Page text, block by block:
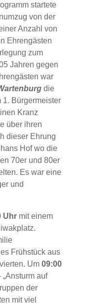
startete
von der
Anzahl von
Ehrengästen
zum
Jahren gegen
war
die
1. Bürgermeister
Kranz
über ihren
dieser Ehrung
Hof wo die
70er und 80er
Es war eine
und
Uhrmit einem
Frühstück aus
Um 09:00
auf
der
mit viel